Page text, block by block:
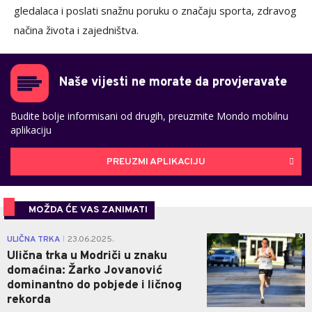
gledalaca i poslati snažnu poruku o značaju sporta, zdravog
načina života i zajedništva.
Naše vijesti ne morate da provjeravate
Budite bolje informisani od drugih, preuzmite Mondo mobilnu
aplikaciju
PREUZMI APLIKACIJU
MOŽDA ĆE VAS ZANIMATI
ULIČNA TRKA 23.06.2025.
Ulična trka u Modriči u znaku
domaćina: Žarko Jovanović
dominantno do pobjede i ličnog
rekorda
0